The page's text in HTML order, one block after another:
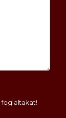
foglaltakat!